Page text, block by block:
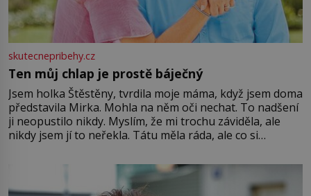
skutecnepribehy.cz
Ten můj chlap je prostě báječný
Jsem holka Štěstěny, tvrdila moje máma, když jsem doma
představila Mirka. Mohla na něm oči nechat. To nadšení
ji neopustilo nikdy. Myslím, že mi trochu záviděla, ale
nikdy jsem jí to neřekla. Tátu měla ráda, ale co si
Jsme spolu moc rádi Tehdy byla jiná doba, když